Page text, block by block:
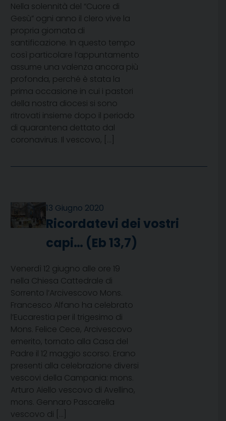
Nella solennità del “Cuore di
Gesù” ogni anno il clero vive la
propria giornata di
santificazione. In questo tempo
così particolare l’appuntamento
assume una valenza ancora più
profonda, perché è stata la
prima occasione in cui i pastori
della nostra diocesi si sono
ritrovati insieme dopo il periodo
di quarantena dettato dal
coronavirus. Il vescovo, […]
13 Giugno 2020
Ricordatevi dei vostri
capi… (Eb 13,7)
Venerdì 12 giugno alle ore 19
nella Chiesa Cattedrale di
Sorrento l’Arcivescovo Mons.
Francesco Alfano ha celebrato
l’Eucarestia per il trigesimo di
Mons. Felice Cece, Arcivescovo
emerito, tornato alla Casa del
Padre il 12 maggio scorso. Erano
presenti alla celebrazione diversi
vescovi della Campania: mons.
Arturo Aiello vescovo di Avellino,
mons. Gennaro Pascarella
vescovo di […]